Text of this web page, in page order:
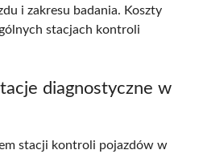
i zakresu badania. Koszty
stacjach kontroli
diagnostyczne w
stacji kontroli pojazdów w